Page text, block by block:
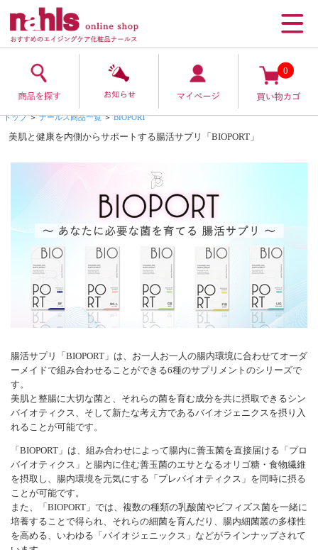
0
トップ ＞ ナールス商品一覧 ＞ BIOPORT
美肌と健康を内側からサポートする腸活サプリ「BIOPORT」
腸活サプリ「BIOPORT」は、お一人お一人の腸内環境に合わせてオーダ
ーメイドで組み合わせることができる6種のサプリメントのシリーズで
す。
美肌と整腸に大切な菌と、それらの菌を育む成分を共に摂取できるシン
バイオティクス、そして新たな考え方であるバイオジェニクスを摂り入
れることが可能です。
「BIOPORT」は、組み合わせによって腸内に善玉菌を直接届ける「プロ
バイオティクス」と腸内に住む善玉菌のエサとなるオリゴ糖・食物繊維
を摂取し、腸内環境を元気にする「プレバイオティクス」を同時に摂る
ことが可能です。
また、「BIOPORT」では、複数の種類の乳酸菌やビフィズス菌を一緒に
培養することで得られ、それらの細菌を育んだり、腸内細菌叢の多様性
を高める、いわゆる「バイオジェニックス」などがラインナップされて